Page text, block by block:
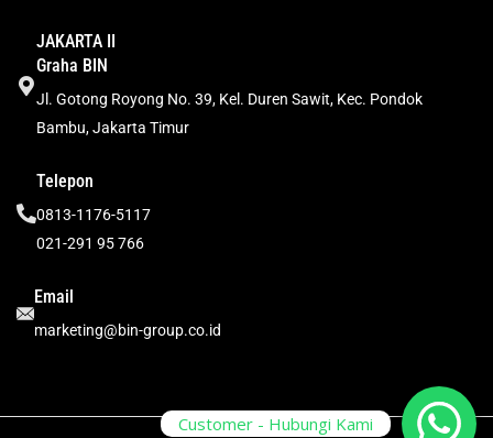
JAKARTA II
Graha BIN
Jl. Gotong Royong No. 39, Kel. Duren Sawit, Kec. Pondok
Bambu, Jakarta Timur
Telepon
0813-1176-5117
021-291 95 766
Email
marketing@bin-group.co.id
Customer - Hubungi Kami